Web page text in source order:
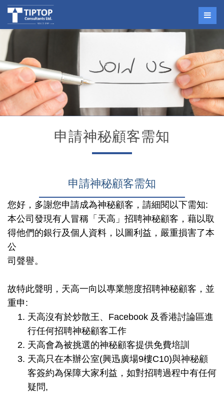
申請神秘顧客需知
申請神秘顧客需知
您好，多謝您申請成為神秘顧客，請細閱以下需知:
本公司發現有人冒稱「天高」招聘神秘顧客，藉以取
得他們的銀行及個人資料，以圖利益，嚴重損害了本
公
司聲譽。
故特此聲明，天高一向以專業態度招聘神秘顧客，並
重申:
天高沒有於炒散王、Facebook 及香港討論區進
行任何招聘神秘顧客工作
天高會為被挑選的神秘顧客提供免費培訓
天高只在本辦公室(興迅廣場9樓C10)與神秘顧
客簽約為保障大家利益，如對招聘過程中有任何
疑問,